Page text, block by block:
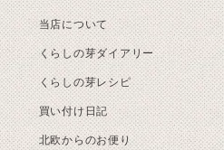
当店について
くらしの芽ダイアリー
くらしの芽レシピ
買い付け日記
北欧からのお便り